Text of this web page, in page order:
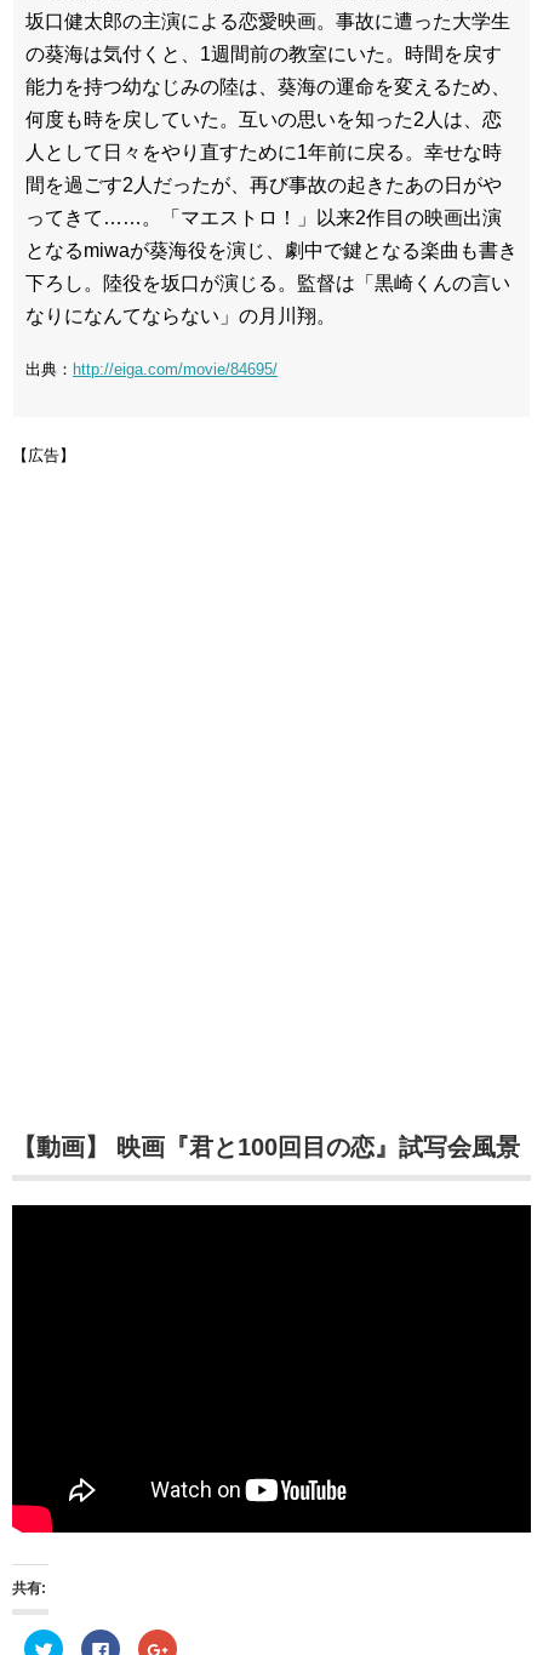
坂口健太郎の主演による恋愛映画。事故に遭った大学生
の葵海は気付くと、1週間前の教室にいた。時間を戻す
能力を持つ幼なじみの陸は、葵海の運命を変えるため、
何度も時を戻していた。互いの思いを知った2人は、恋
人として日々をやり直すために1年前に戻る。幸せな時
間を過ごす2人だったが、再び事故の起きたあの日がや
ってきて……。「マエストロ！」以来2作目の映画出演
となるmiwaが葵海役を演じ、劇中で鍵となる楽曲も書き
下ろし。陸役を坂口が演じる。監督は「黒崎くんの言い
なりになんてならない」の月川翔。
出典： http://eiga.com/movie/84695/
【広告】
【動画】 映画『君と100回目の恋』試写会風景
共有:
ク F ク